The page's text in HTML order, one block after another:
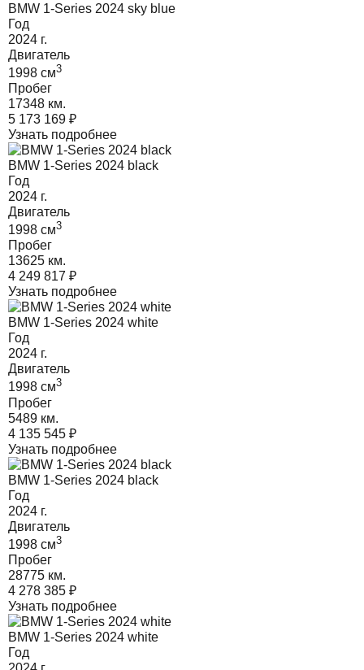
BMW 1-Series 2024 sky blue
Год
2024 г.
Двигатель
1998 cм3
Пробег
17348 км.
5 173 169 ₽
Узнать подробнее
BMW 1-Series 2024 black
Год
2024 г.
Двигатель
1998 cм3
Пробег
13625 км.
4 249 817 ₽
Узнать подробнее
BMW 1-Series 2024 white
Год
2024 г.
Двигатель
1998 cм3
Пробег
5489 км.
4 135 545 ₽
Узнать подробнее
BMW 1-Series 2024 black
Год
2024 г.
Двигатель
1998 cм3
Пробег
28775 км.
4 278 385 ₽
Узнать подробнее
BMW 1-Series 2024 white
Год